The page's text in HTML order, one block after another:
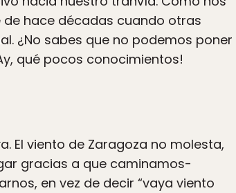
hace décadas cuando otras
¿No sabes que no podemos poner
qué pocos conocimientos!
El viento de Zaragoza no molesta,
gracias a que caminamos-
en vez de decir “vaya viento